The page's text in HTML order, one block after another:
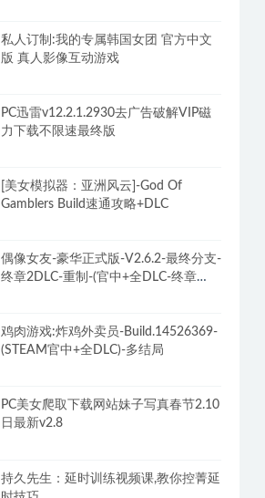
私人订制:我的专属韩国女团 官方中文
版 真人影像互动游戏
PC迅雷v12.2.1.2930去广告破解VIP磁
力下载不限速最终版
[美女模拟器：亚洲风云]-God Of
Gamblers Build速通攻略+DLC
偶像女友-豪华正式版-V2.6.2-最终分支-
终章2DLC-重制-(官中+全DLC-终章
鸡肉游戏:炸鸡外卖员-Build.14526369-
(STEAM官中+全DLC)-多结局
PC美女爬取下载网站妹子写真春节2.10
日最新v2.8
持久先生：延时训练视频课,教你控菁延